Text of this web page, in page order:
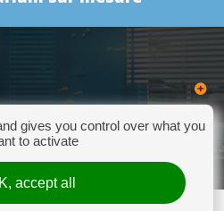
gives you control over what you
to activate
accept all